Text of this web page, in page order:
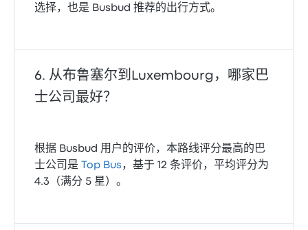
选择，也是 Busbud 推荐的出行方式。
从布鲁塞尔到Luxembourg，哪家巴
士公司最好？
根据 Busbud 用户的评价，本路线评分最高的巴
士公司是
Top Bus ，基于 12 条评价，平均评分为
4.3（满分 5 星）。